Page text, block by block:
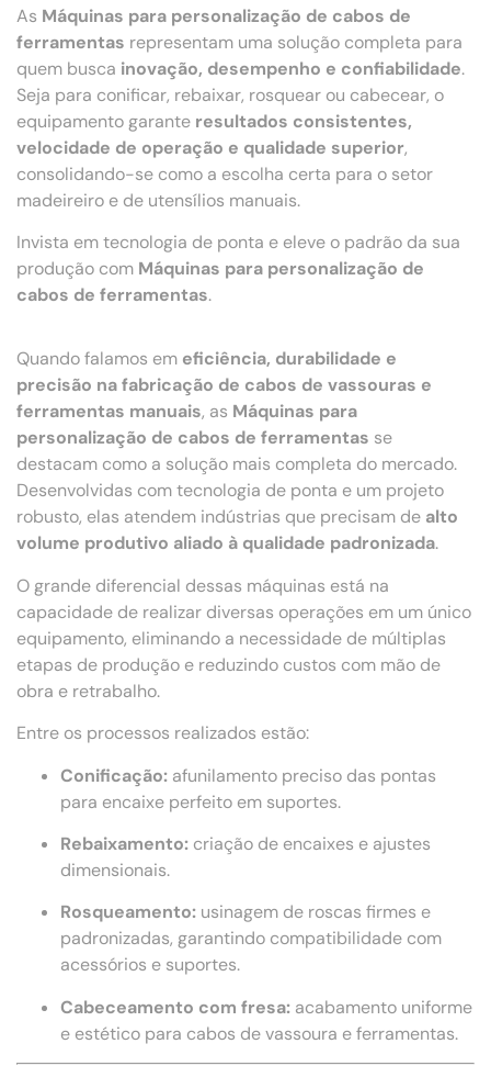
As Máquinas para personalização de cabos de
ferramentas representam uma solução completa para
quem busca inovação, desempenho e confiabilidade.
Seja para conificar, rebaixar, rosquear ou cabecear, o
equipamento garante resultados consistentes,
velocidade de operação e qualidade superior,
consolidando-se como a escolha certa para o setor
madeireiro e de utensílios manuais.
Invista em tecnologia de ponta e eleve o padrão da sua
produção com Máquinas para personalização de
cabos de ferramentas.
Quando falamos em eficiência, durabilidade e
precisão na fabricação de cabos de vassouras e
ferramentas manuais, as Máquinas para
personalização de cabos de ferramentas se
destacam como a solução mais completa do mercado.
Desenvolvidas com tecnologia de ponta e um projeto
robusto, elas atendem indústrias que precisam de alto
volume produtivo aliado à qualidade padronizada.
O grande diferencial dessas máquinas está na
capacidade de realizar diversas operações em um único
equipamento, eliminando a necessidade de múltiplas
etapas de produção e reduzindo custos com mão de
obra e retrabalho.
Entre os processos realizados estão:
Conificação: afunilamento preciso das pontas
para encaixe perfeito em suportes.
Rebaixamento: criação de encaixes e ajustes
dimensionais.
Rosqueamento: usinagem de roscas firmes e
padronizadas, garantindo compatibilidade com
acessórios e suportes.
Cabeceamento com fresa: acabamento uniforme
e estético para cabos de vassoura e ferramentas.